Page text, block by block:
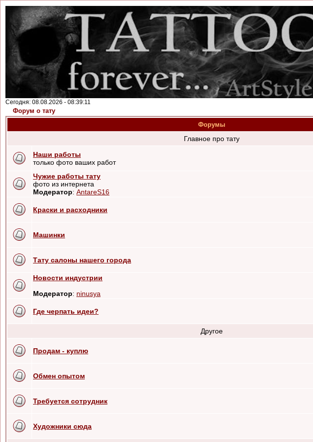
Сегодня: 08.08.2026 - 08:39:11
Форум о тату
Форумы
Главное про тату
Наши работы
только фото ваших работ
Чужие работы тату
фото из интернета
Модератор: AntareS16
Краски и расходники
Машинки
Тату салоны нашего города
Новости индустрии
Модератор: ninusya
Где черпать идеи?
Другое
Продам - куплю
Обмен опытом
Требуется сотрудник
Художники сюда